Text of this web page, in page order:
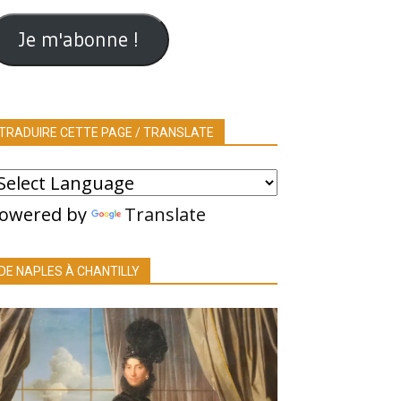
Je m'abonne !
CETTE PAGE / TRANSLATE
by Translate
NAPLES À CHANTILLY